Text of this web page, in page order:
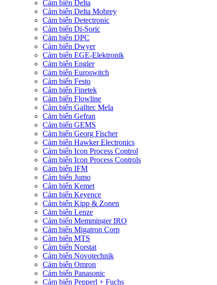
Cảm biến Delta
Cảm biến Delta Mobrey
Cảm biến Detectronic
Cảm biến Di-Soric
Cảm biến DPC
Cảm biến Dwyer
Cảm biến EGE-Elektronik
Cảm biến Engler
Cảm biến Euroswitch
Cảm biến Festo
Cảm biến Finetek
Cảm biến Flowline
Cảm biến Galltec Mela
Cảm biến Gefran
Cảm biến GEMS
Cảm biến Georg Fischer
Cảm biến Hawker Electronics
Cảm biến Icon Process Control
Cảm biến Icon Process Controls
Cảm biến IFM
Cảm biến Jumo
Cảm biến Kemet
Cảm biến Keyence
Cảm biến Kipp & Zonen
Cảm biến Lenze
Cảm biến Memminger IRO
Cảm biến Migatron Corp
Cảm biến MTS
Cảm biến Norstat
Cảm biến Novotechnik
Cảm biến Omron
Cảm biến Panasonic
Cảm biến Pepperl + Fuchs